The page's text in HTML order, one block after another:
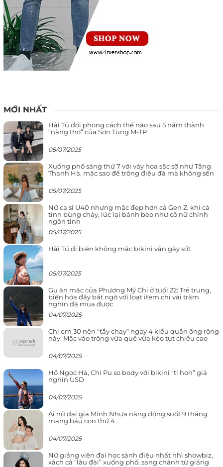
MỚI NHẤT
Hải Tú đổi phong cách thế nào sau 5 năm thành
“nàng thơ” của Sơn Tùng M-TP
05/07/2025
Xuống phố sáng thứ 7 với váy hoa sặc sỡ như Tăng
Thanh Hà, mặc sao để trông điệu đà mà không sến
05/07/2025
Nữ ca sĩ U40 nhưng mặc đẹp hơn cả Gen Z, khi cá
tính bùng cháy, lúc lại bánh bèo như cô nữ chính
ngôn tình
05/07/2025
Hải Tú đi biển không mặc bikini vẫn gây sốt
05/07/2025
Gu ăn mặc của Phương Mỹ Chi ở tuổi 22: Trẻ trung,
biến hóa đầy bất ngờ với loạt item chỉ vài trăm
nghìn đã mua được
04/07/2025
Chị em 30 nên “tẩy chay” ngay 4 kiểu quần ống rộng
này: Mặc vào trông vừa quê vừa kéo tụt chiều cao
04/07/2025
Hồ Ngọc Hà, Chi Pu so body với bikini “tí hon” giá
nghìn USD
04/07/2025
Ái nữ đại gia Minh Nhựa năng động suốt 9 tháng
mang bầu con thứ 4
04/07/2025
Nữ giảng viên đại học sành điệu nhất nhì showbiz,
xách cả “lâu đài” xuống phố, sang chảnh từ giảng